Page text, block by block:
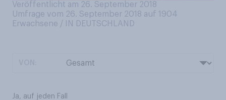
Veröffentlicht am 26. September 2018
Umfrage vom 26. September 2018 auf 1904
Erwachsene / IN DEUTSCHLAND
Ja, auf jeden Fall